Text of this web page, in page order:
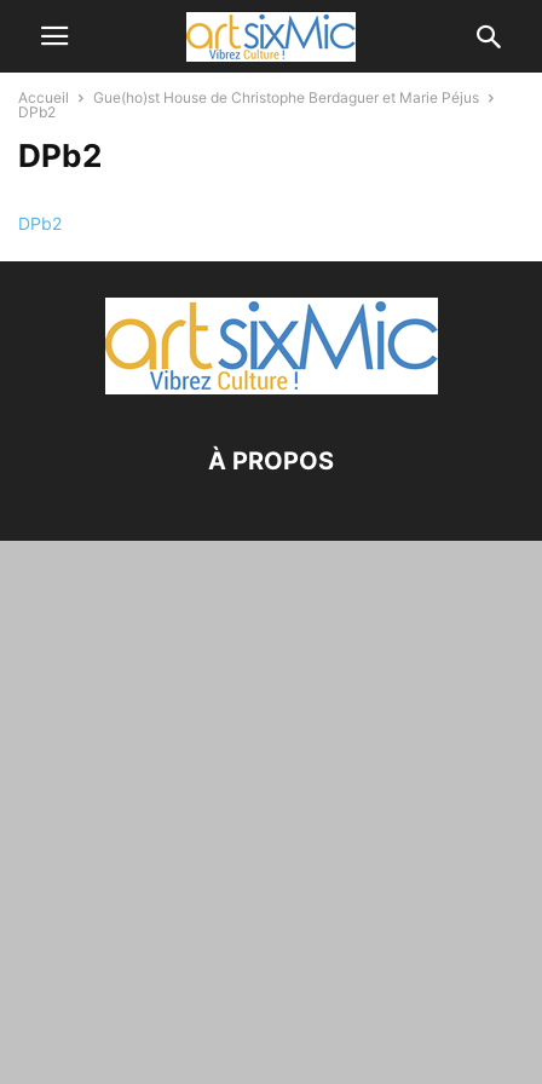
Accueil
Gue(ho)st House de Christophe Berdaguer et Marie Péjus
DPb2
DPb2
DPb2
À PROPOS